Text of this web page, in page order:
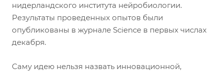
нидерландского института нейробиологии.
Результаты проведенных опытов были
опубликованы в журнале Science в первых числах
декабря.
Саму идею нельзя назвать инновационной,